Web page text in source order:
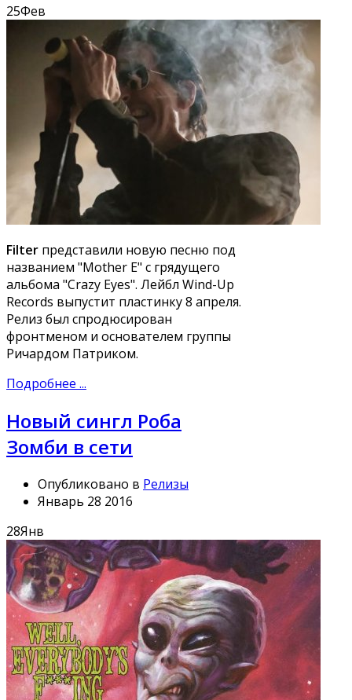
25Фев
Filter представили новую песню под
названием "Mother E" с грядущего
альбома "Crazy Eyes". Лейбл Wind-Up
Records выпустит пластинку 8 апреля.
Релиз был спродюсирован
фронтменом и основателем группы
Ричардом Патриком.
Подробнее ...
Новый сингл Роба
Зомби в сети
Опубликовано в Релизы
Январь 28 2016
28Янв